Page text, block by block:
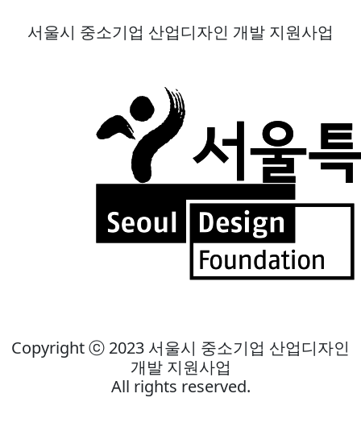
서울시 중소기업 산업디자인 개발 지원사업
Copyright ⓒ 2023 서울시 중소기업 산업디자인
개발 지원사업
All rights reserved.